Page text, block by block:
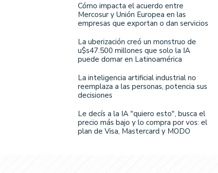
Cómo impacta el acuerdo entre
Mercosur y Unión Europea en las
empresas que exportan o dan servicios
La uberización creó un monstruo de
u$s47.500 millones que solo la IA
puede domar en Latinoamérica
La inteligencia artificial industrial no
reemplaza a las personas, potencia sus
decisiones
Le decís a la IA "quiero esto", busca el
precio más bajo y lo compra por vos: el
plan de Visa, Mastercard y MODO